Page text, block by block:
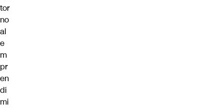
tor
no
al
e
m
pr
en
di
mi